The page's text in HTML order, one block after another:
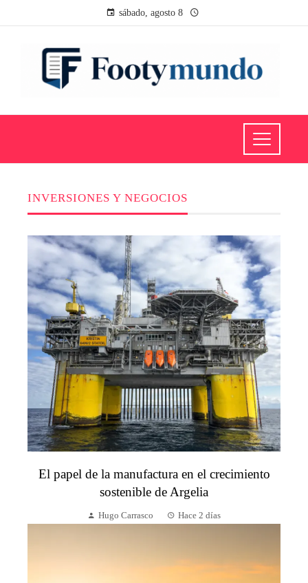
sábado, agosto 8
INVERSIONES Y NEGOCIOS
El papel de la manufactura en el crecimiento
sostenible de Argelia
Hugo Carrasco Hace 2 días